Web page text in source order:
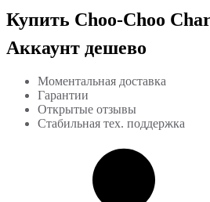
Купить Choo-Choo
Аккаунт дешево
Моментальная доставка
Гарантии
Открытые отзывы
Стабильная тех. поддержка